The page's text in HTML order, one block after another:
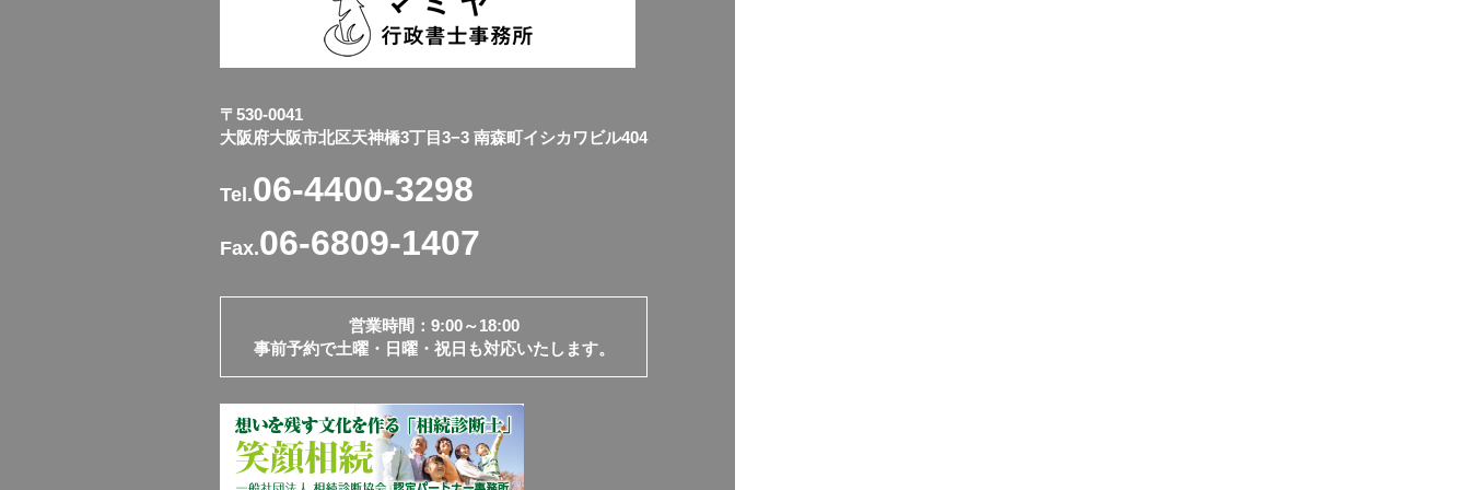
〒530-0041
大阪府大阪市北区天神橋3丁目3−3 南森町イシカワビル404
Tel.06-4400-3298
Fax.06-6809-1407
営業時間：9:00～18:00
事前予約で土曜・日曜・祝日も対応いたします。